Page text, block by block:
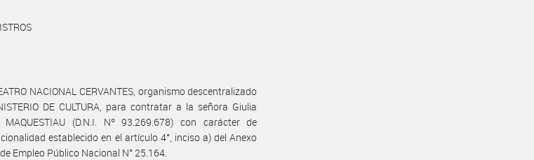
NACIONAL CERVANTES, organismo descentralizado
DE CULTURA, para contratar a la señora Giulia
(D.N.I. Nº 93.269.678) con carácter de
establecido en el artículo 4°, inciso a) del Anexo
Empleo Público Nacional N° 25.164.